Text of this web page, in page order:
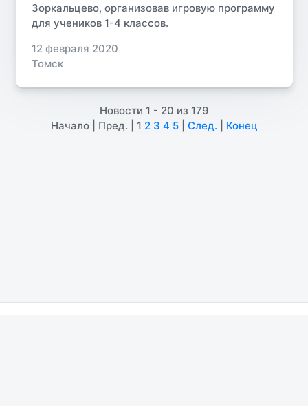
Зоркальцево, организовав игровую программу
для учеников 1-4 классов.
12 февраля 2020
Томск
Новости 1 - 20 из 179
Начало | Пред. | 1 2 3 4 5| След. Конец